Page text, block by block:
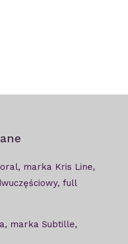
marka Kris Line,
full
marka Subtille,